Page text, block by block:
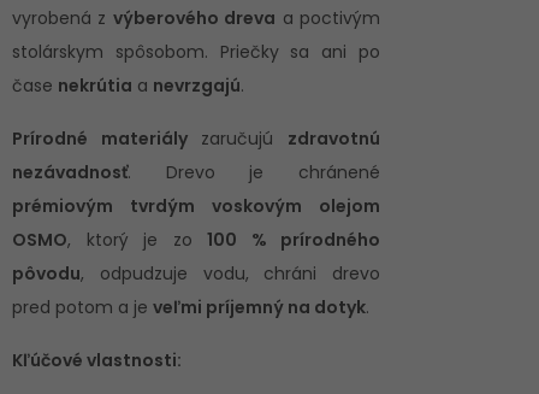
vyrobená z výberového dreva a poctivým
stolárskym spôsobom. Priečky sa ani po
čase nekrútia a nevrzgajú.
Prírodné materiályzaručujú zdravotnú
nezávadnosť. Drevo je chránené
prémiovým tvrdým voskovým olejom
OSMO, ktorý je zo 100 % prírodného
pôvodu, odpudzuje vodu, chráni drevo
pred potom a je veľmi príjemný na dotyk.
Kľúčové vlastnosti: